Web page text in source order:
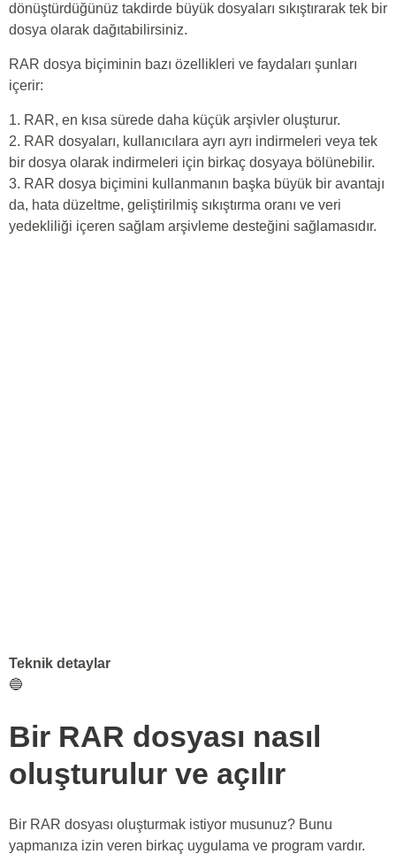
dönüştürdüğünüz takdirde büyük dosyaları sıkıştırarak tek bir
dosya olarak dağıtabilirsiniz.
RAR dosya biçiminin bazı özellikleri ve faydaları şunları
içerir:
1. RAR, en kısa sürede daha küçük arşivler oluşturur.
2. RAR dosyaları, kullanıcılara ayrı ayrı indirmeleri veya tek
bir dosya olarak indirmeleri için birkaç dosyaya bölünebilir.
3. RAR dosya biçimini kullanmanın başka büyük bir avantajı
da, hata düzeltme, geliştirilmiş sıkıştırma oranı ve veri
yedekliliği içeren sağlam arşivleme desteğini sağlamasıdır.
Teknik detaylar
🔵
Bir RAR dosyası nasıl
oluşturulur ve açılır
Bir RAR dosyası oluşturmak istiyor musunuz? Bunu
yapmanıza izin veren birkaç uygulama ve program vardır.